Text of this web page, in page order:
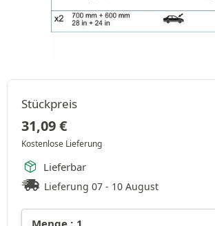
Stückpreis
31,09€
Kostenlose Lieferung
Lieferbar
Lieferung 07 - 10 August